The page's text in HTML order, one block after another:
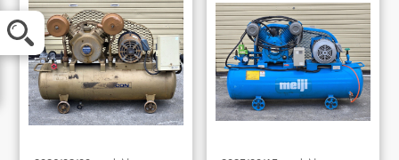
メール査定
LINE査定
買取方法